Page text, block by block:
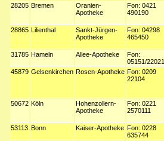
28205 Bremen
Oranien-
Apotheke
Fon: 0421
490190
28865 Lilienthal
Sankt-Jürgen-
Apotheke
Fon: 04298
465450
31785 Hameln Allee-Apotheke
Fon:
05151/22021
45879 Gelsenkirchen Rosen-Apotheke Fon: 0209
22104
50672 Köln
Hohenzollern-
Apotheke
Fon: 0221
2570111
53113 Bonn Kaiser-Apotheke Fon: 0228
635744